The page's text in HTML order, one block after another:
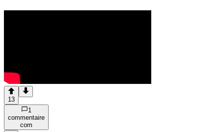
13
1
commentaire
com